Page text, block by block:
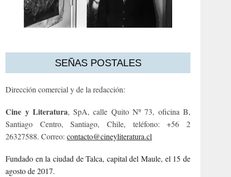
SEÑAS POSTALES
Dirección comercial y de la redacción:
Cine y Literatura, SpA, calle Quito Nº 73, oficina B,
Santiago Centro, Santiago, Chile, teléfono: +56 2
26327588. Correo:contacto@cineyliteratura.cl
Fundado en la ciudad de Talca, capital del Maule, el 15 de
agosto de 2017.